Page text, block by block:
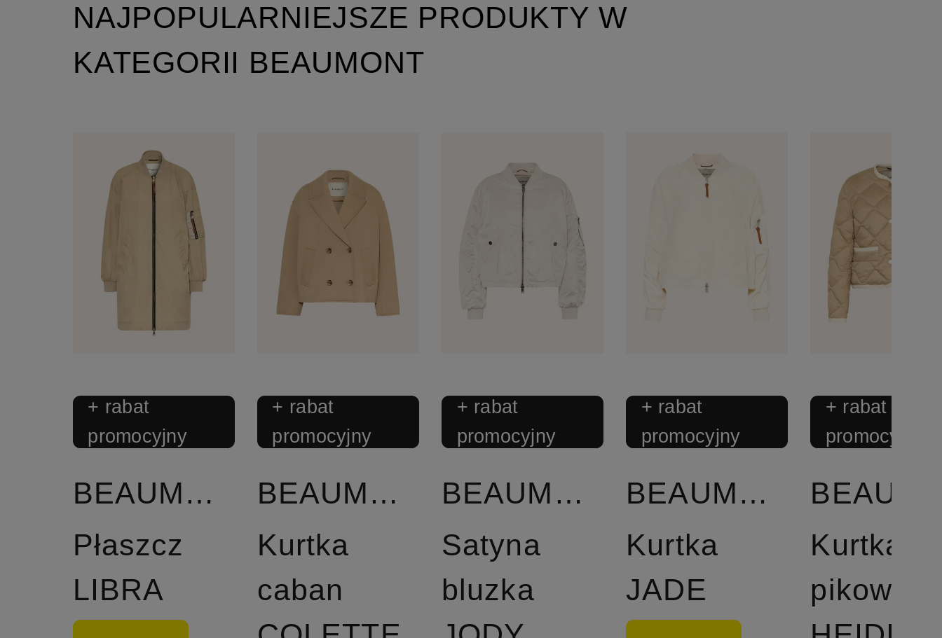
NAJPOPULARNIEJSZE PRODUKTY W
KATEGORII BEAUMONT
+ rabat
promocyjny
BEAUMONT
Płaszcz
LIBRA
+ rabat
promocyjny
BEAUMONT
Kurtka
caban
+ rabat
promocyjny
BEAUMONT
Satyna
bluzka
+ rabat
promocyjny
BEAUMONT
Kurtka
JADE
+ rabat
promocyjny
Kurtka